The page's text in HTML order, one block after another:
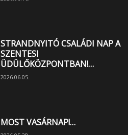
STRANDNYITÓ CSALÁDI NAP A
SZENTESI
ÜDÜLŐKÖZPONTBAN!…
2026.06.05.
MOST VASÁRNAP!…